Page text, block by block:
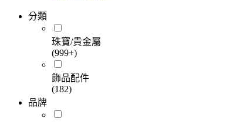
分類
珠寶/貴金屬
(999+)
飾品配件
(182)
品牌